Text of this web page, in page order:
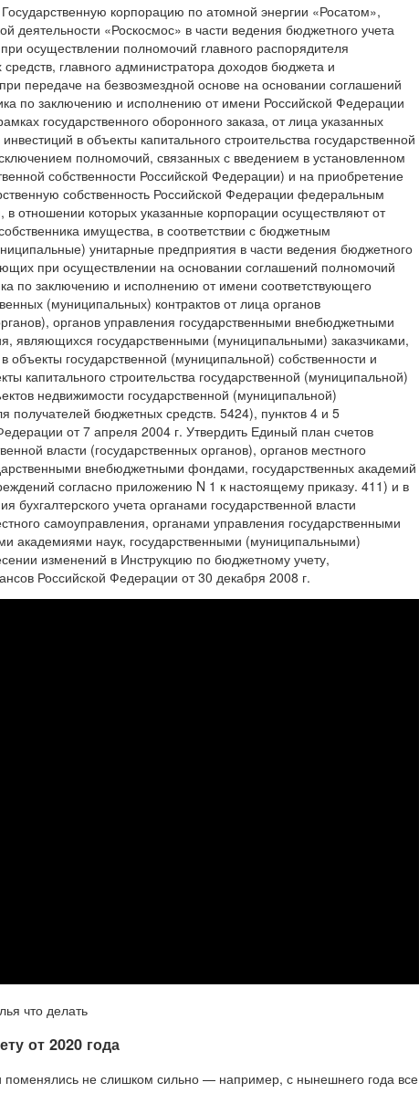
корпорацию по атомной энергии «Росатом»,
деятельности «Роскосмос» в части ведения бюджетного учета
осуществлении полномочий главного распорядителя
главного администратора доходов бюджета и
передаче на безвозмездной основе на основании соглашений
по заключению и исполнению от имени Российской Федерации
государственного оборонного заказа, от лица указанных
в объекты капитального строительства государственной
полномочий, связанных с введением в установленном
собственности Российской Федерации) и на приобретение
собственность Российской Федерации федеральным
отношении которых указанные корпорации осуществляют от
имущества, в соответствии с бюджетным
унитарные предприятия в части ведения бюджетного
при осуществлении на основании соглашений полномочий
по заключению и исполнению от имени соответствующего
(муниципальных) контрактов от лица органов
органов управления государственными внебюджетными
являющихся государственными (муниципальными) заказчиками,
государственной (муниципальной) собственности и
капитального строительства государственной (муниципальной)
недвижимости государственной (муниципальной)
получателей бюджетных средств. 5424), пунктов 4 и 5
от 7 апреля 2004 г. Утвердить Единый план счетов
власти (государственных органов), органов местного
внебюджетными фондами, государственных академий
согласно приложению N 1 к настоящему приказу. 411) и в
бухгалтерского учета органами государственной власти
самоуправления, органами управления государственными
академиями наук, государственными (муниципальными)
изменений в Инструкцию по бюджетному учету,
Российской Федерации от 30 декабря 2008 г.
что делать
от 2020 года
поменялись не слишком сильно — например, с нынешнего года все